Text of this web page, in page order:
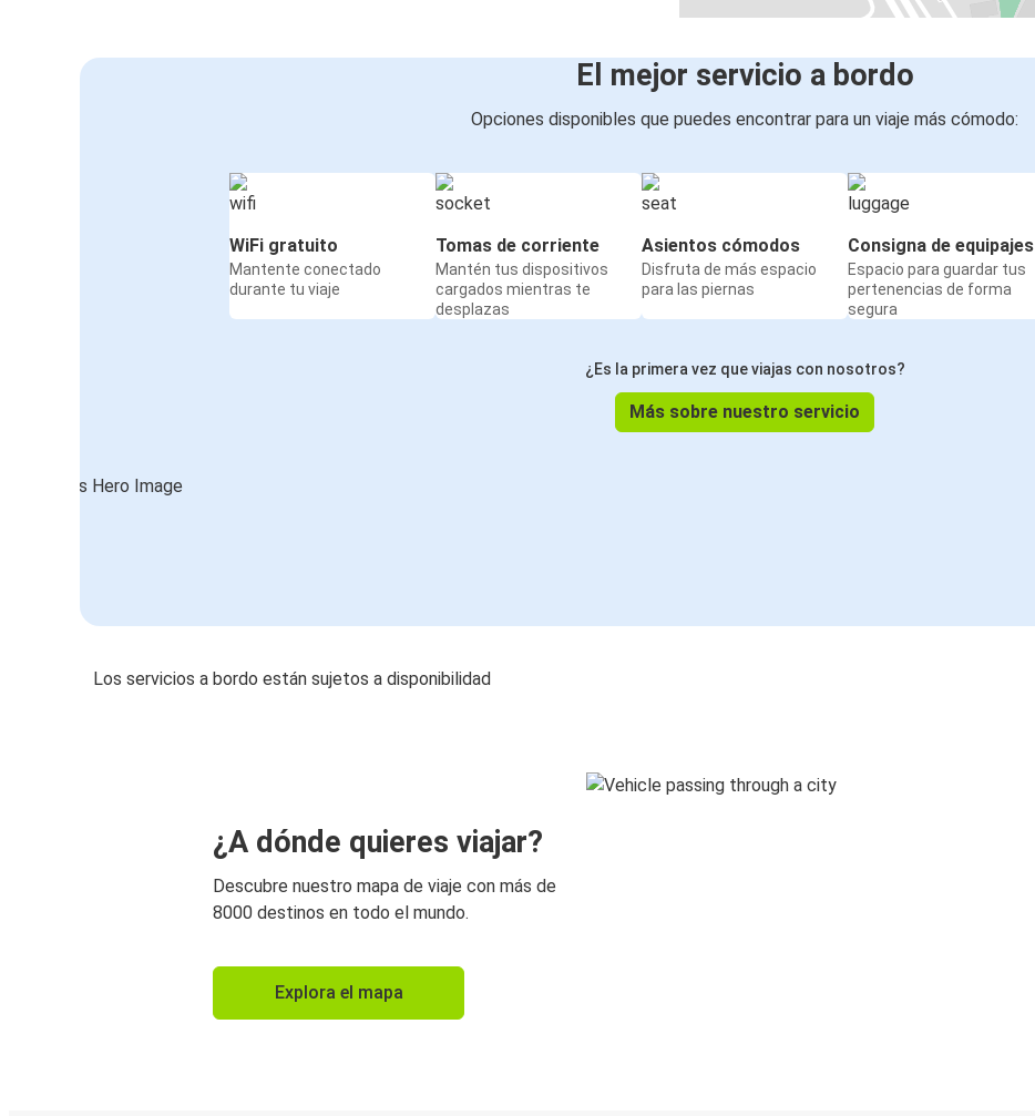
El mejor servicio a bordo
Opciones disponibles que puedes encontrar para un viaje más cómodo:
WiFi gratuito
Mantente conectado
durante tu viaje
Tomas de corriente
Mantén tus dispositivos
cargados mientras te
desplazas
Asientos cómodos
Disfruta de más espacio
para las piernas
Consigna de equipajes
Espacio para guardar tus
pertenencias de forma
segura
¿Es la primera vez que viajas con nosotros?
Más sobre nuestro servicio
Los servicios a bordo están sujetos a disponibilidad
¿A dónde quieres viajar?
Descubre nuestro mapa de viaje con más de
8000 destinos en todo el mundo.
Explora el mapa